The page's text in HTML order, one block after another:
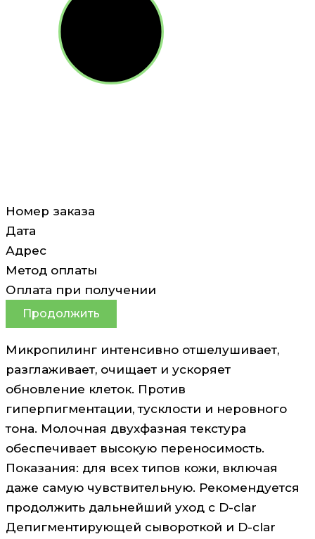
Номер заказа
Дата
Адрес
Метод оплаты
Оплата при получении
Продолжить
Микропилинг интенсивно отшелушивает,
разглаживает, очищает и ускоряет
обновление клеток. Против
гиперпигментации, тусклости и неровного
тона. Молочная двухфазная текстура
обеспечивает высокую переносимость.
Показания: для всех типов кожи, включая
даже самую чувствительную. Рекомендуется
продолжить дальнейший уход с D-clar
Депигментирующей сывороткой и D-clar